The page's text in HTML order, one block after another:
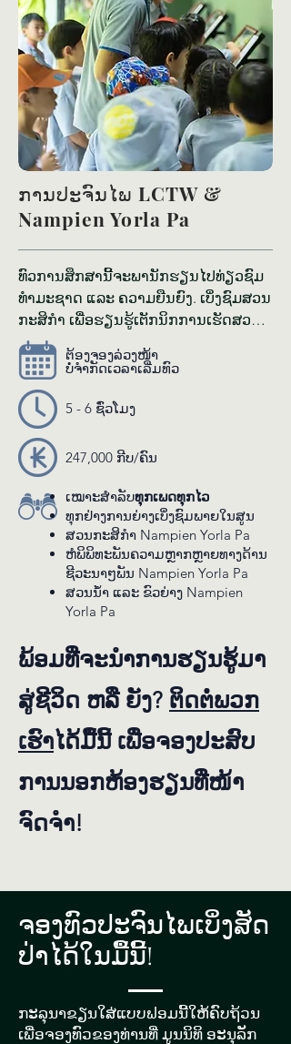
ການ​ປະ​ຈົນ​ໄພ LCTW &
Nampien Yorla Pa
ທົວ​ການ​ສຶກ​ສາ​ນີ້​ຈະ​ພາ​ນັກ​ຮຽນໄປ​ທ່ຽວຊົມ​
ທຳ​ມະ​ຊາດ ແລະ ຄວາມ​ຍືນ​ຍົງ. ເບິ່ງ​ຊົມ​ສວນ
ກະ​ສິ​ກຳ​ ເພື່ອ​ຮຽນ​ຮູ້​ເຕັກ​ນິກ​ການ​ເຮັດ​ສວນ​
ແບບ​ສ້າງ​ສັນ, ຢ້ຽມ​ຊົມ​ຫໍ​ພິ​ພິ​ທະ​ພັນ​ແມງ​ໄມ້​
ຊີ​ວະ​ນາໆ​ພັນ ເພື່ອ​ຄົ້ນ​ຫາ​ໂລກ​ແມງ​ໄມ້​ທີ່​ໜ້າ​
ສົນ​ໃຈ ແລະ ເຂົ້າ​ຮ່ວມ​ທົວ​ພາຍ​ໃນ​ສູນ LCTW
ເພື່ອ​ເບິ່ງ​ການ​ອະ​ນຸ​ລັກ​ສັດ​ປ່າ. ປະ​ສົບ​ການ​ທີ່​
ປະ​ຕິ​ບັດ​ສົມ​ບູນ​ແບບ​ຈະ​ສ້າງ​ແຮງ​ບັນ​ດານ​ໃຈ​
ໃຫ້​ແກ່​ຜູ້​ຮັກ​ສາ​ສິ່ງ​ແວດ​ລ້ອມ​ລຸ້ນ​ຕໍ່​ໄປ!
ຕ້ອງ​ຈອງ​ລ່ວງ​ໜ້າ
ບໍ່​ຈຳ​ກັດ​ເວ​ລາ​ເລີ່ມ​ທົວ
5 - 6 ຊົ່ວ​ໂມງ
247,000 ກີບ/ຄົນ
ເໝາະ​ສຳ​ລັບ​ທຸກ​ເພດ​ທຸກ​ໄວ
ທຸກ​ຢ່າງ​ການ​ຍ່າງ​ເບິ່ງ​ຊົມ​ພາຍ​ໃນ​ສູນ
ສວນ​ກະ​ສິ​ກຳ Nampien Yorla Pa
ຫໍ​ພິ​ພິ​ທະ​ພັນ​ຄວາມ​ຫຼາກ​ຫຼາຍ​ທາງ​ດ້ານ​
ຊີ​ວະ​ນາໆ​ພັນ Nampien Yorla Pa
ສວນ​ນ້ຳ ແລະ ຂົວ​ຍ່າງ Nampien
Yorla Pa
ພ້ອມ​ທີ່​ຈະ​ນຳ​ການ​ຮຽນ​ຮູ້​ມາ​
ສູ່​ຊີ​ວິດ ຫລື ຍັງ? ຕິດ​ຕໍ່​ພວກ​
ເຮົາ​ໄດ້​ມື້ນີ້ ເພື່ອ​ຈອງ​ປະ​ສົບ​
ການນອກ​ຫ້ອງ​ຮຽນ​ທີ່​ໜ້າ​
ຈົດ​ຈຳ!​
​ຈອງ​ທົວ​​​ປະ​ຈົນ​ໄພ​ເບິ່ງ​ສັດ​
ປ່າ​ໄດ້​ໃນມື້ນີ້!
ກະ​ລຸ​ນາ​ຂຽນ​​ໃສ່​ແບບ​ຟອມນີ້​ໃຫ້​ຄົບ​ຖ້ວນ
ເພື່ອ​ຈອງ​ທົວ​ຂອງ​ທ່ານ​ທີ່ ມູນ​ນິ​ທິ ອະ​ນຸ​ລັກ